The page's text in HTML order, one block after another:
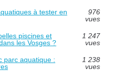
à tester en
976
vues
piscines et
les Vosges ?
1 247
vues
parc aquatique :
1 238
vues